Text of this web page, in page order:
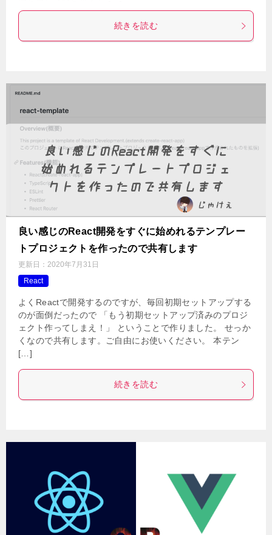
続きを読む
良い感じのReact開発をすぐに始めれるテンプレー
トプロジェクトを作ったので共有します
更新日： 2020年7月31日
React
よくReactで開発するのですが、毎回初期セットアップする
のが面倒だったので 「もう初期セットアップ済みのプロジ
ェクト作ってしまえ！」 ということで作りました。 せっか
くなので共有します。ご自由にお使いください。 本テン
[…]
続きを読む